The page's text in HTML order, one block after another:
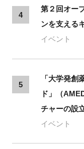
4
第２回オー
ンを支える
イベント
5
「大学発創
ド」（
チャーの設
イベント